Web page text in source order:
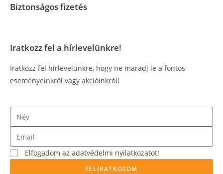
Biztonságos fizetés
Iratkozz fel a hírlevelünkre!
Iratkozz fel hírlevelünkre, hogy ne maradj le a fontos
eseményeinkről vagy akcióinkról!
Elfogadom az adatvédelmi nyilatkozatot!
FELIRATKOZOM